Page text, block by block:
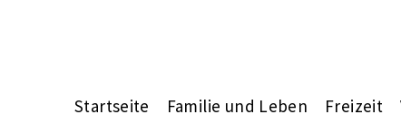
Startseite Familie und Leben Freizeit